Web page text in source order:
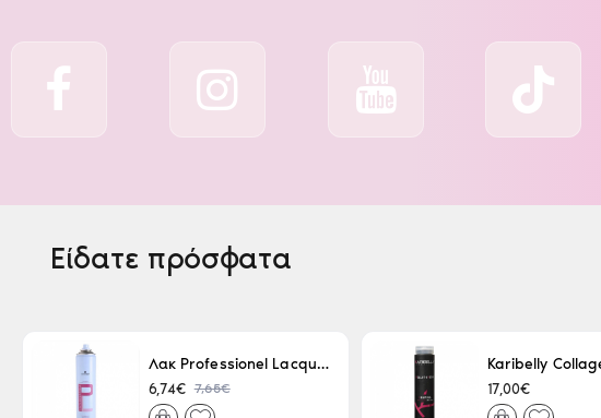
Είδατε πρόσφατα
Λακ Professionel Lacque Super Strong 500ml
6,74€ 7,65€ 17,00€